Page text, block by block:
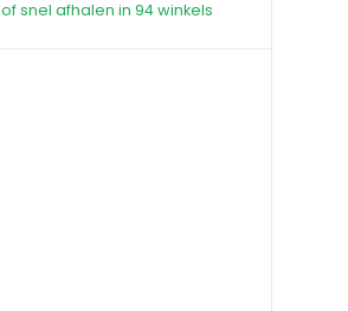
of snel afhalen in 94 winkels